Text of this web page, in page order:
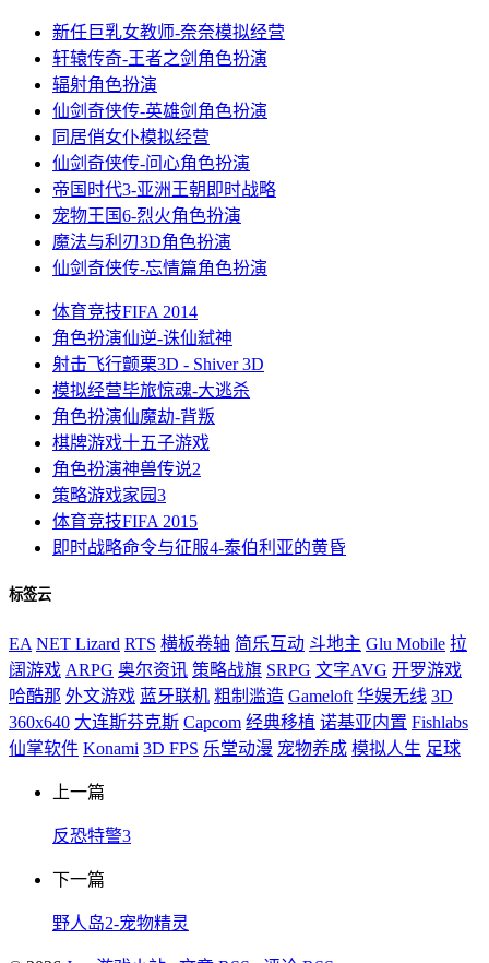
新任巨乳女教师-奈奈模拟经营
轩辕传奇-王者之剑 角色扮演
辐射角色扮演
仙剑奇侠传-英雄剑 角色扮演
同居俏女仆模拟经营
仙剑奇侠传-问心角色扮演
帝国时代3-亚洲王朝 即时战略
宠物王国6-烈火角色扮演
魔法与利刃3D角色扮演
仙剑奇侠传-忘情篇角色扮演
体育竞技FIFA 2014
角色扮演仙逆-诛仙弑神
射击飞行颤栗3D - Shiver 3D
模拟经营毕旅惊魂-大逃杀
角色扮演仙魔劫-背叛
棋牌游戏十五子游戏
角色扮演神兽传说2
策略游戏家园3
体育竞技FIFA 2015
即时战略命令与征服4-泰伯利亚的黄昏
标签云
EA NET Lizard RTS 横板卷轴 简乐互动 斗地主 Glu Mobile 拉
阔游戏 ARPG 奥尔资讯 策略战旗 SRPG 文字AVG 开罗游戏
哈酷那 外文游戏 蓝牙联机 粗制滥造 Gameloft 华娱无线 3D
360x640 大连斯芬克斯 Capcom 经典移植 诺基亚内置 Fishlabs
仙掌软件 Konami 3D FPS 乐堂动漫 宠物养成 模拟人生 足球
上一篇
反恐特警3
下一篇
野人岛2-宠物精灵